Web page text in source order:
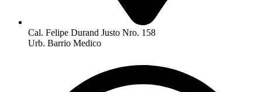
Cal. Felipe Durand Justo Nro. 158
Urb. Barrio Medico